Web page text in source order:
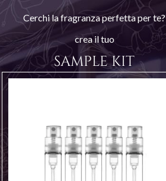
Cerchi la fragranza perfetta per te?
crea il tuo
SAMPLE KIT